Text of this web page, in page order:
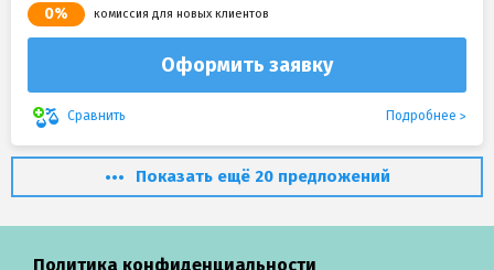
0% комиссия для новых клиентов
Оформить заявку
Сравнить Подробнее
Показать ещё 20 предложений
Политика конфиденциальности